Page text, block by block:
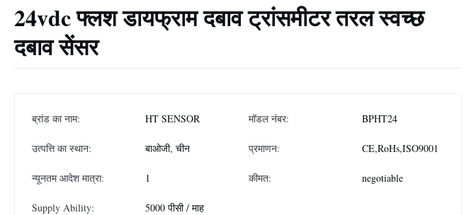
24vdc फ्लश डायफ्राम दबाव ट्रांसमीटर तरल स्वच्छ
दबाव सेंसर
ब्रांड का नाम: HT SENSOR मॉडल नंबर: BPHT24
उत्पत्ति का स्थान: बाओजी, चीन प्रमाणन: CE,RoHs,ISO9001
न्यूनतम आदेश मात्रा: 1 कीमत: negotiable
Supply Ability: 5000 पीसी / माह